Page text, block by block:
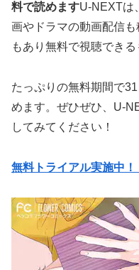
料で読めますU-NEXTは
画やドラマの動画配信
もあり無料で視聴でき
たっぷりの無料期間で
めます。ぜひぜひ、U-
してみてください！
無料トライアル実施中！